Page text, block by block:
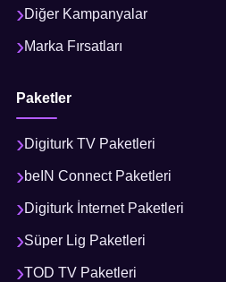
Diğer Kampanyalar
Marka Fırsatları
Paketler
Digiturk TV Paketleri
beIN Connect Paketleri
Digiturk İnternet Paketleri
Süper Lig Paketleri
TOD TV Paketleri